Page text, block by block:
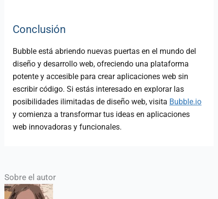
Conclusión
Bubble está abriendo nuevas puertas en el mundo del
diseño y desarrollo web, ofreciendo una plataforma
potente y accesible para crear aplicaciones web sin
escribir código. Si estás interesado en explorar las
posibilidades ilimitadas de diseño web, visita Bubble.io
y comienza a transformar tus ideas en aplicaciones
web innovadoras y funcionales.
Sobre el autor